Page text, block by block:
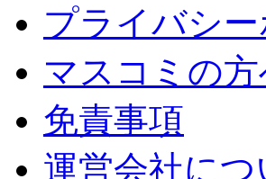
プライバシ
マスコミの
免責事項
運営会社につ